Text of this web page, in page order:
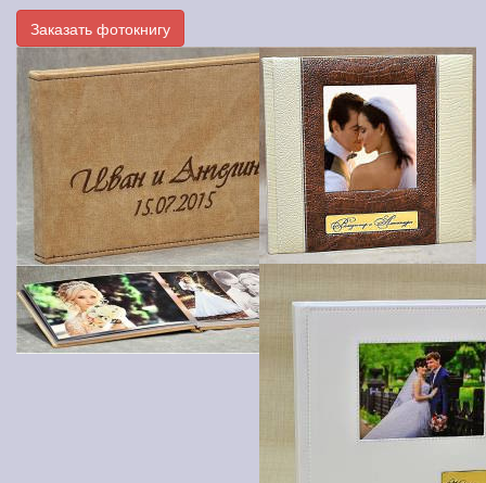
Заказать фотокнигу